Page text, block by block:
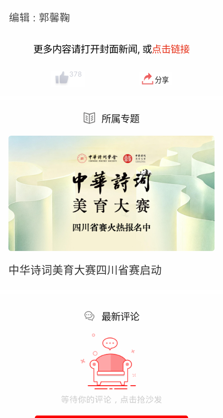
编辑 : 郭馨鞠
更多内容请打开封面新闻, 或点击链接
378
分享
所属专题
中华诗词美育大赛四川省赛启动
最新评论